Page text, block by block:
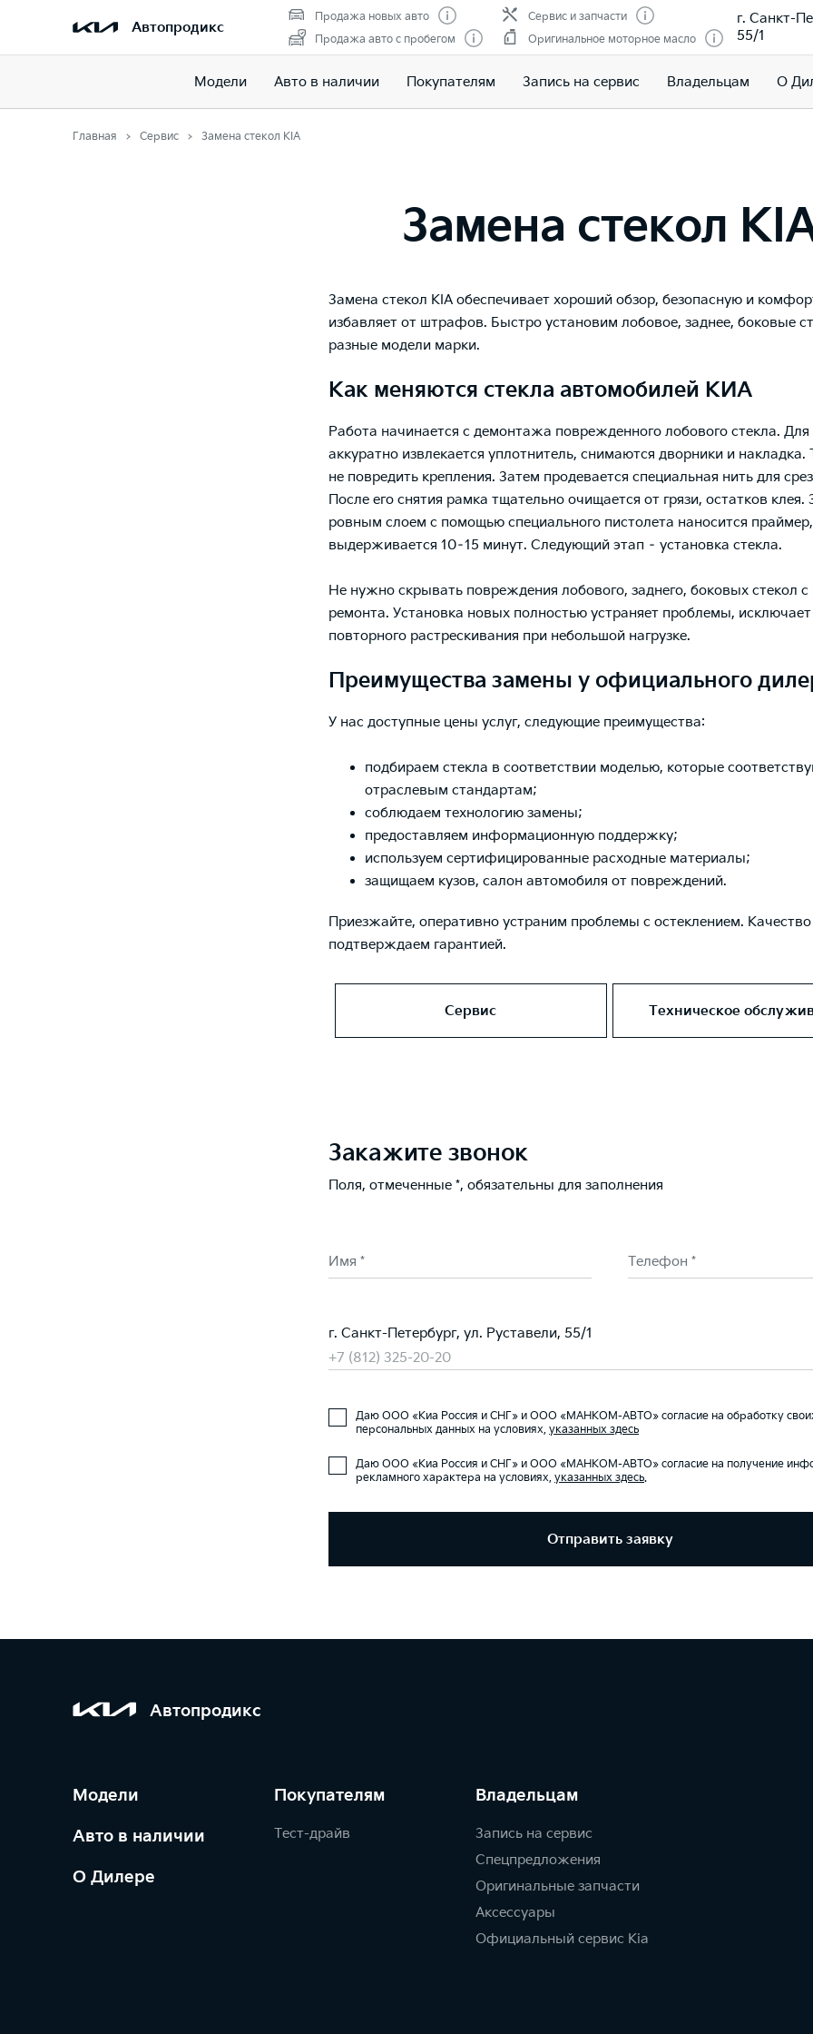
Автопродикс
Продажа новых авто
Продажа авто с пробегом
Сервис и запчасти
Оригинальное моторное масло
г. Санкт-
55/1
Модели Авто в наличии Покупателям Запись на сервис Владельцам О
Главная Сервис Замена стекол KIA
Замена стекол
Замена стекол KIA обеспечивает хороший обзор, безопасную и
избавляет от штрафов. Быстро установим лобовое, заднее, боковые
разные модели марки.
Как меняются стекла автомобилей КИА
Работа начинается с демонтажа поврежденного лобового стекла. Для
аккуратно извлекается уплотнитель, снимаются дворники и
не повредить крепления. Затем продевается специальная нить для
После его снятия рамка тщательно очищается от грязи, остатков клея.
ровным слоем с помощью специального пистолета наносится праймер,
выдерживается 10–15 минут. Следующий этап – установка стекла.
Не нужно скрывать повреждения лобового, заднего, боковых стекол
ремонта. Установка новых полностью устраняет проблемы,
повторного растрескивания при небольшой нагрузке.
Преимущества замены у официального
У нас доступные цены услуг, следующие преимущества:
подбираем стекла в соответствии моделью, которые
отраслевым стандартам;
соблюдаем технологию замены;
предоставляем информационную поддержку;
используем сертифицированные расходные материалы;
защищаем кузов, салон автомобиля от повреждений.
Приезжайте, оперативно устраним проблемы с остеклением.
подтверждаем гарантией.
Сервис Техническое
Закажите звонок
Поля, отмеченные *, обязательны для заполнения
Имя * Телефон *
г. Санкт-Петербург, ул. Руставели, 55/1
+7 (812) 325-20-20
Даю ООО «Киа Россия и СНГ» и ООО «МАНКОМ-АВТО» согласие на обработку
персональных данных на условиях, указанных здесь
Даю ООО «Киа Россия и СНГ» и ООО «МАНКОМ-АВТО» согласие на получение
рекламного характера на условиях, указанных здесь.
Отправить заявку
Автопродикс
Модели
Авто в наличии
О Дилере
Покупателям
Тест-драйв
Владельцам
Запись на сервис
Спецпредложения
Оригинальные запчасти
Аксессуары
Официальный сервис Kia